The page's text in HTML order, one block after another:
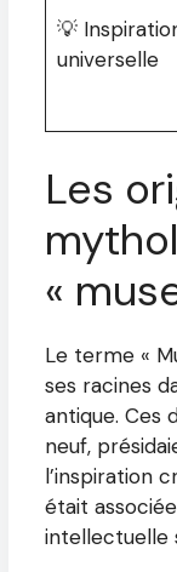
💡
universelle
Les
«
Le terme «
ses racines
antique. Ces
neuf,
l’inspiration
était
intellectuelle